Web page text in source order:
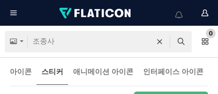
0
아이콘 스티커 애니메이션 아이콘 인터페이스 아이콘